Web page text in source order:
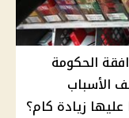
الحكومة
الأسباب
زيادة كام؟